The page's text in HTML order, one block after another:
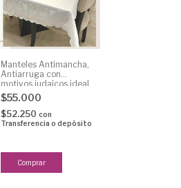
Manteles Antimancha,
Antiarruga con
motivos judaicos ideal
para festividades pesaj
, Rosh hashana
$55.000
$52.250 con
Transferencia o depósito
Comprar